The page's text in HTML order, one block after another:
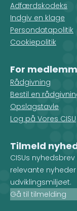
Adfærdskodeks
Indgiv en klage
Persondatapolitik
Cookiepolitik
For
Rådgivning
Bestil en
Opslagstavle
Log på Vores CISU
Tilmeld
CISUs
relevante
udviklingsmiljøet.
Gå til tilmelding